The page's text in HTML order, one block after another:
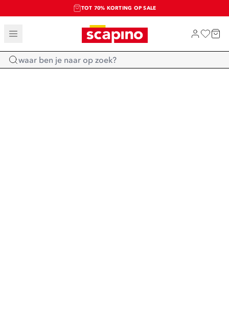
TOT 70% KORTING OP SALE
SALE: LAATSTE KANS!
SHOP NIEUW
Home